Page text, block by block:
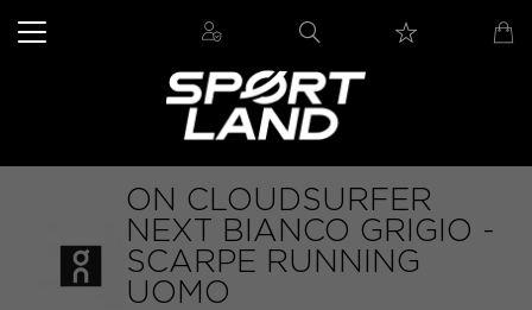
ON CLOUDSURFER
NEXT BIANCO GRIGIO -
SCARPE RUNNING
UOMO